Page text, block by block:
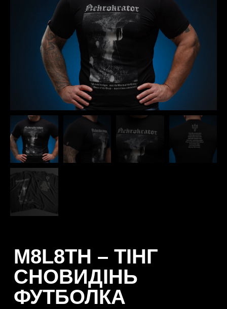
M8L8TH – ТІНГ
СНОВИДІНЬ
ФУТБОЛКА